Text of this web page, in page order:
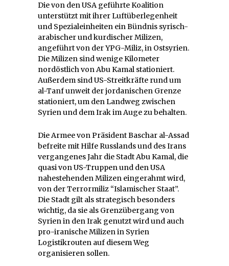
Die von den USA geführte Koalition
unterstützt mit ihrer Luftüberlegenheit
und Spezialeinheiten ein Bündnis syrisch-
arabischer und kurdischer Milizen,
angeführt von der YPG-Miliz, in Ostsyrien.
Die Milizen sind wenige Kilometer
nordöstlich von Abu Kamal stationiert.
Außerdem sind US-Streitkräfte rund um
al-Tanf unweit der jordanischen Grenze
stationiert, um den Landweg zwischen
Syrien und dem Irak im Auge zu behalten.
Die Armee von Präsident Baschar al-Assad
befreite mit Hilfe Russlands und des Irans
vergangenes Jahr die Stadt Abu Kamal, die
quasi von US-Truppen und den USA
nahestehenden Milizen eingerahmt wird,
von der Terrormiliz “Islamischer Staat”.
Die Stadt gilt als strategisch besonders
wichtig, da sie als Grenzübergang von
Syrien in den Irak genutzt wird und auch
pro-iranische Milizen in Syrien
Logistikrouten auf diesem Weg
organisieren sollen.